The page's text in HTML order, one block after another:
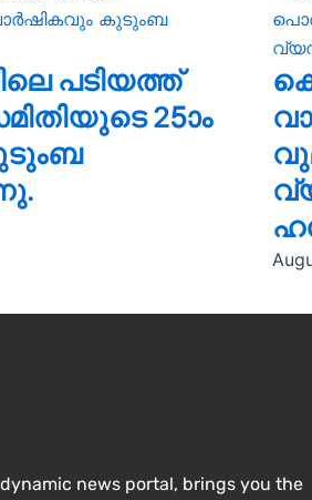
പടിയത്ത്
25ാം
news portal, brings you the